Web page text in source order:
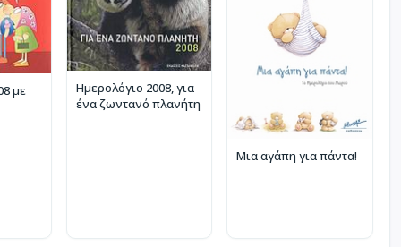
με
Ημερολόγιο 2008, για
ένα ζωντανό πλανήτη
Μια αγάπη για πάντα!